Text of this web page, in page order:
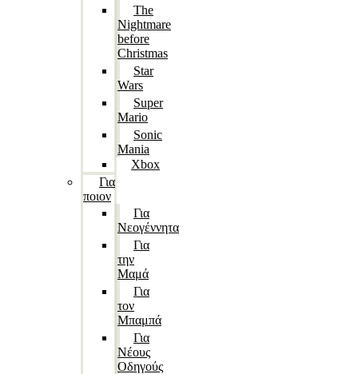
The
Nightmare
before
Christmas
Star
Wars
Super
Mario
Sonic
Mania
Xbox
Για
ποιον
Για
Νεογέννητα
Για
την
Μαμά
Για
τον
Μπαμπά
Για
Νέους
Οδηγούς